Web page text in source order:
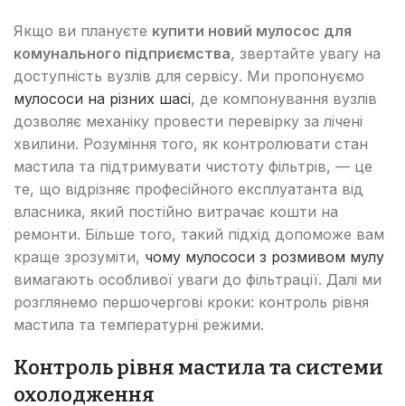
Якщо ви плануєте купити новий мулосос для
комунального підприємства, звертайте увагу на
доступність вузлів для сервісу. Ми пропонуємо
мулососи на різних шасі, де компонування вузлів
дозволяє механіку провести перевірку за лічені
хвилини. Розуміння того, як контролювати стан
мастила та підтримувати чистоту фільтрів, — це
те, що відрізняє професійного експлуатанта від
власника, який постійно витрачає кошти на
ремонти. Більше того, такий підхід допоможе вам
краще зрозуміти, чому мулососи з розмивом мулу
вимагають особливої уваги до фільтрації. Далі ми
розглянемо першочергові кроки: контроль рівня
мастила та температурні режими.
Контроль рівня мастила та системи
охолодження